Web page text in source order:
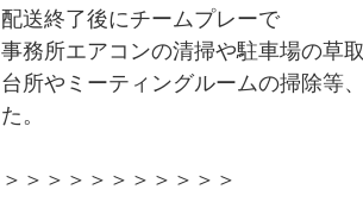
配送終了後にチームプレーで
事務所エアコンの清掃や駐車場の草
台所やミーティングルームの掃除等
た。
＞＞＞＞＞＞＞＞＞＞＞